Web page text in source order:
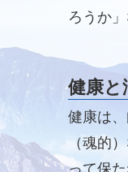
ろうか
健康
健康は
（魂的